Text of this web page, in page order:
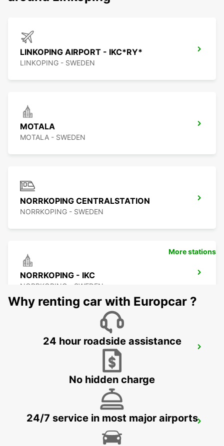
LINKOPING AIRPORT - IKC*RY*
LINKOPING - SWEDEN
MOTALA
MOTALA - SWEDEN
NORRKOPING CENTRALSTATION
NORRKOPING - SWEDEN
NORRKOPING - IKC
NORRKOPING - SWEDEN
NYKOPING SKAVSTA AIRPORT - IKC*RY*
NYKOPING - IKC
More stations
Why renting car with Europcar ?
24 hour roadside assistance
No hidden charge
24/7 service in most major airports